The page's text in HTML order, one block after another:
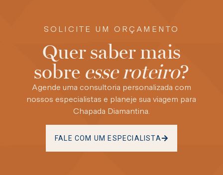
SOLICITE UM ORÇAMENTO
Quer saber mais
sobre esse roteiro?
Agende uma consultoria personalizada com
nossos especialistas e planeje sua viagem para
Chapada Diamantina.
FALE COM UM ESPECIALISTA